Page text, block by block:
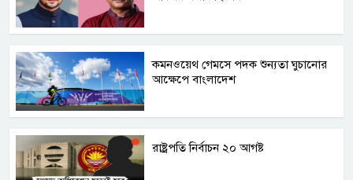
কমনওয়েথ গেমসে পদক শুন্যতা ঘুচানোর
আক্ষেপে বাংলাদেশ
রাষ্ট্রপতি নির্বাচন ২০ আগষ্ট